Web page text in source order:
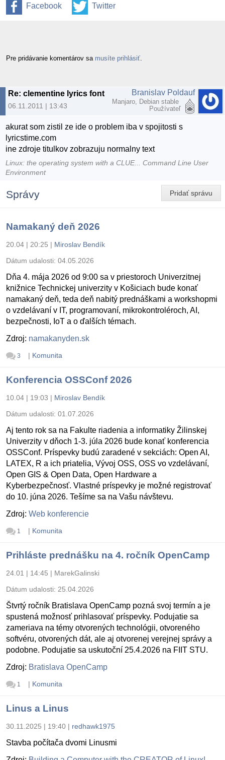
Facebook Twitter
Pre pridávanie komentárov sa musíte prihlásiť
Re: clementine lyrics font
06.11.2011 | 13:43
Branislav Poldauf
Manjaro, Debian stable
Používateľ
akurat som zistil ze ide o problem iba v spojitosti s
lyricstime.com
ine zdroje titulkov zobrazuju normalny text
Linux: the operating system with a CLUE... Command Line User
Environment
Pridať správu
Správy
Namakaný deň 2026
20.04 | 20:25 | Miroslav Bendík
Dátum udalosti: 04.05.2026
Dňa 4. mája 2026 od 9:00 sa v priestoroch Univerzitnej
knižnice Technickej univerzity v Košiciach bude konať
namakaný deň, teda deň nabitý prednáškami a workshopmi
o vzdelávaní v IT, programovaní, mikrokontroléroch, AI,
bezpečnosti, IoT a o ďalších témach.
Zdroj: namakanyden.sk
3 | Komunita
Konferencia OSSConf 2026
10.04 | 19:03 | Miroslav Bendík
Dátum udalosti: 01.07.2026
Aj tento rok sa na Fakulte riadenia a informatiky Žilinskej
Univerzity v dňoch 1-3. júla 2026 bude konať konferencia
OSSConf. Príspevky budú zaradené v sekciách: Open AI,
LATEX, R a ich priatelia, Vývoj OSS, OSS vo vzdelávaní,
Open GIS & Open Data, Open Hardware a
Kyberbezpečnosť. Vlastné príspevky je možné registrovať
do 10. júna 2026. Tešíme sa na Vašu návštevu.
Zdroj: Web konferencie
1 | Komunita
Prihláste prednášku na 4. ročník OpenCamp
24.01 | 14:45 | MarekGalinski
Dátum udalosti: 25.04.2026
Štvrtý ročník Bratislava OpenCamp pozná svoj termín a je
spustená možnosť prihlasovať príspevky. Podujatie sa
zameriava na témy otvorených technológii, otvoreného
softvéru, otvorených dát, ale aj otvorenej verejnej správy a
podobne. Podujatie sa uskutoční 25.4.2026 na FIIT STU.
Zdroj: Bratislava OpenCamp
1 | Komunita
Linus a Linus
30.11.2025 | 19:40 | redhawk1975
Stavba počítača dvomi Linusmi